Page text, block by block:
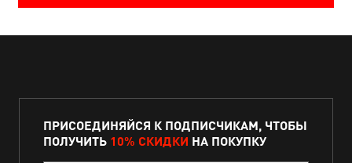
ПРИСОЕДИНЯЙСЯ К ПОДПИСЧИКАМ, ЧТОБЫ
ПОЛУЧИТЬ 10% СКИДКИ НА ПОКУПКУ